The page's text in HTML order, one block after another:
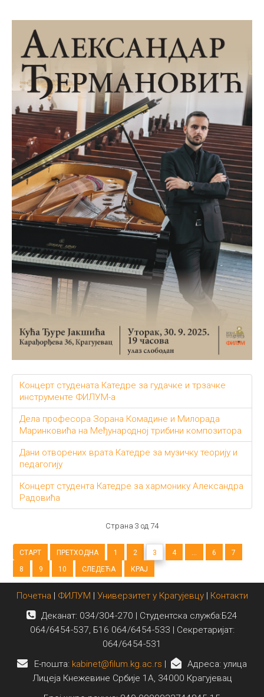
Концерт студената Катедре за гудачке и трзачке
инструменте ФИЛУМ-а
Дела професора Зорана Комадине и Милорада
Маринковића на Међународној трибини композитора
Дани отворених врата Катедре за музичку теорију и
педагогију
Концерт студента Катедре за хармонику Александра
Радовића
Страна 3 од 74
СТАРТ ПРЕТХОДНА 1 2 3 4 ... 6
7
8
9 10 СЛЕДЕЋА КРАЈ
Почетна ФИЛУМ Универзитет у Крагујевцу| Контакти
Деканат: 034/304-270 | Студентска служба:Б24
064/6454-537, Б16 064/6454-533 | Секретаријат:
064/6454-531
E-пошта: kabinet@filum.kg.ac.rs
Адреса: улица
Лицеја Кнежевине Србије 1А, 34000 Крагујевац